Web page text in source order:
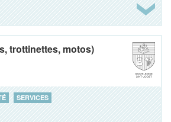
trottinettes, motos)
SERVICES